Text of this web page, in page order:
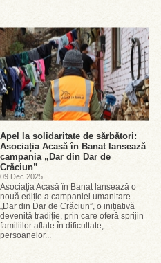
Apel la solidaritate de sărbători:
Asociația Acasă în Banat lansează
campania „Dar din Dar de
Crăciun”
09 Dec 2025
Asociația Acasă în Banat lansează o
nouă ediție a campaniei umanitare
„Dar din Dar de Crăciun”, o inițiativă
devenită tradiție, prin care oferă sprijin
familiilor aflate în dificultate,
persoanelor...